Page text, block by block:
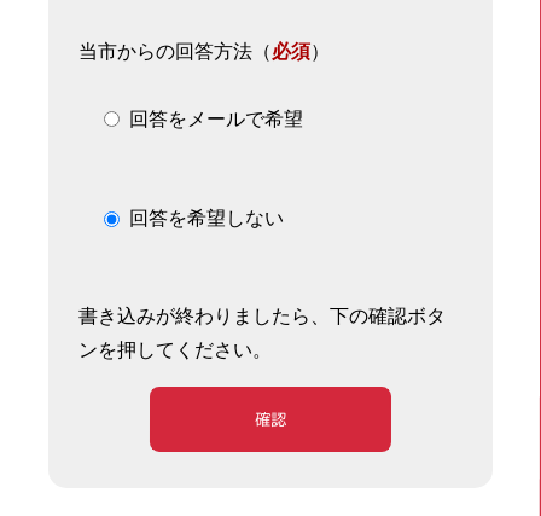
当市からの回答方法 （必須）
回答をメールで希望
回答を希望しない
書き込みが終わりましたら、下の確認ボタ
ンを押してください。
確認